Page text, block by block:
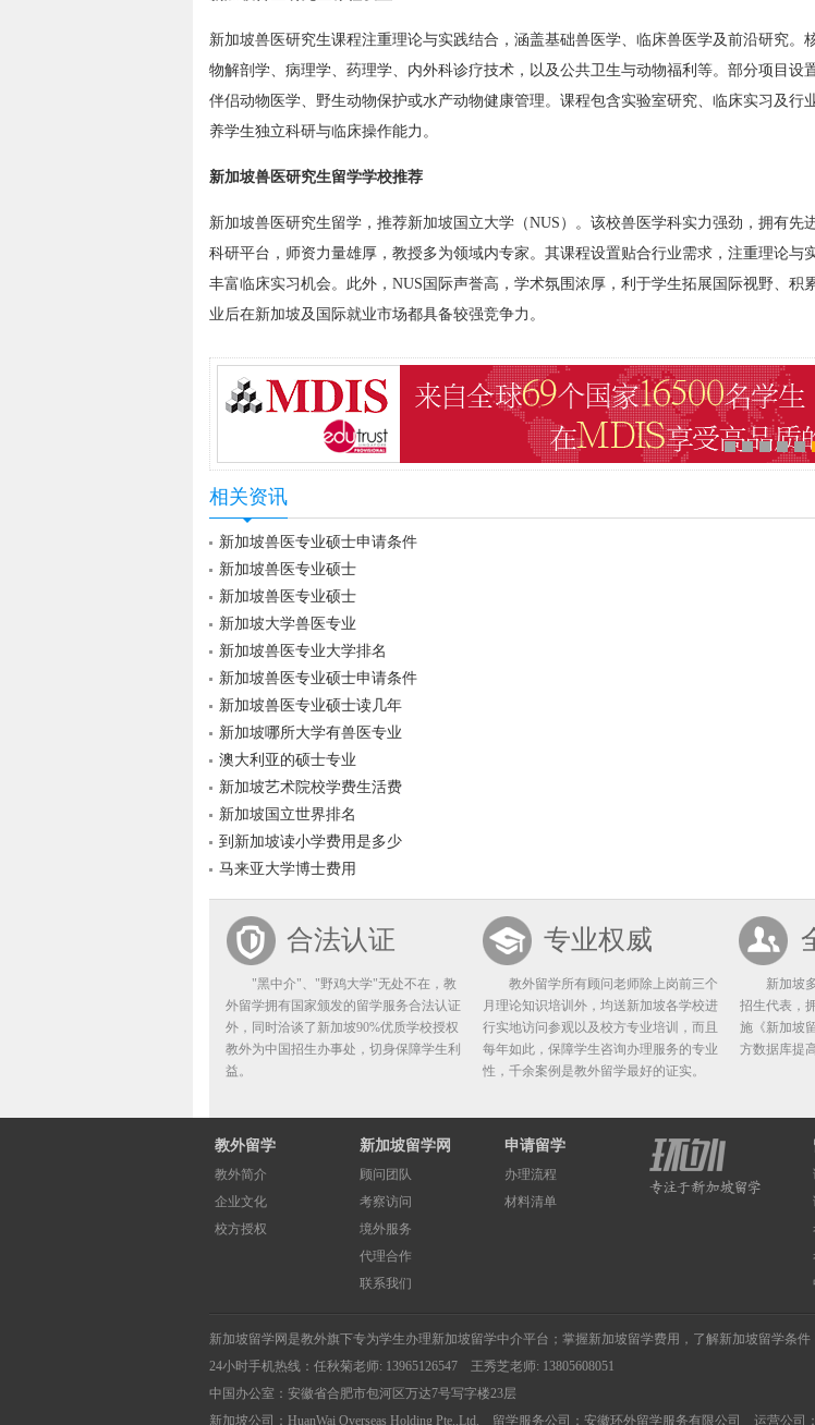
新加坡兽医研究生课程注重理论与实践结合，涵盖基础兽医学、临床兽医学及前沿研究。
物解剖学、病理学、药理学、内外科诊疗技术，以及公共卫生与动物福利等。部分项目设
伴侣动物医学、野生动物保护或水产动物健康管理。课程包含实验室研究、临床实习及行
养学生独立科研与临床操作能力。
新加坡兽医研究生留学学校推荐
新加坡兽医研究生留学，推荐新加坡国立大学（NUS）。该校兽医学科实力强劲，拥有先
科研平台，师资力量雄厚，教授多为领域内专家。其课程设置贴合行业需求，注重理论与
丰富临床实习机会。此外，NUS国际声誉高，学术氛围浓厚，利于学生拓展国际视野、积
业后在新加坡及国际就业市场都具备较强竞争力。
相关资讯
新加坡兽医专业硕士申请条件
新加坡兽医专业硕士
新加坡兽医专业硕士
新加坡大学兽医专业
新加坡兽医专业大学排名
新加坡兽医专业硕士申请条件
新加坡兽医专业硕士读几年
新加坡哪所大学有兽医专业
澳大利亚的硕士专业
新加坡艺术院校学费生活费
新加坡国立世界排名
到新加坡读小学费用是多少
马来亚大学博士费用
合法认证
"黑中介"、"野鸡大学"无处不在，教
外留学拥有国家颁发的留学服务合法认证
外，同时洽谈了新加坡90%优质学校授权
教外为中国招生办事处，切身保障学生利
益。
专业权威
教外留学所有顾问老师除上岗前三个
月理论知识培训外，均送新加坡各学校进
行实地访问参观以及校方专业培训，而且
每年如此，保障学生咨询办理服务的专业
性，千余案例是教外留学最好的证实。
新加坡多
招生代表，
施《新加坡
方数据库提
教外留学
教外简介
企业文化
校方授权
新加坡留学网
顾问团队
考察访问
境外服务
代理合作
联系我们
申请留学
办理流程
材料清单
新加坡留学网 是教外旗下专为学生办理新加坡留学中介平台；掌握新加坡留学费用 ，了解新加坡留学条件
24小时手机热线： 任秋菊老师: 13965126547 王秀芝老师: 13805608051
中国办公室：安徽省合肥市包河区万达7号写字楼23层
新加坡公司：HuanWai Overseas Holding Pte.,Ltd. 留学服务公司：安徽环外留学服务有限公司 运营公司